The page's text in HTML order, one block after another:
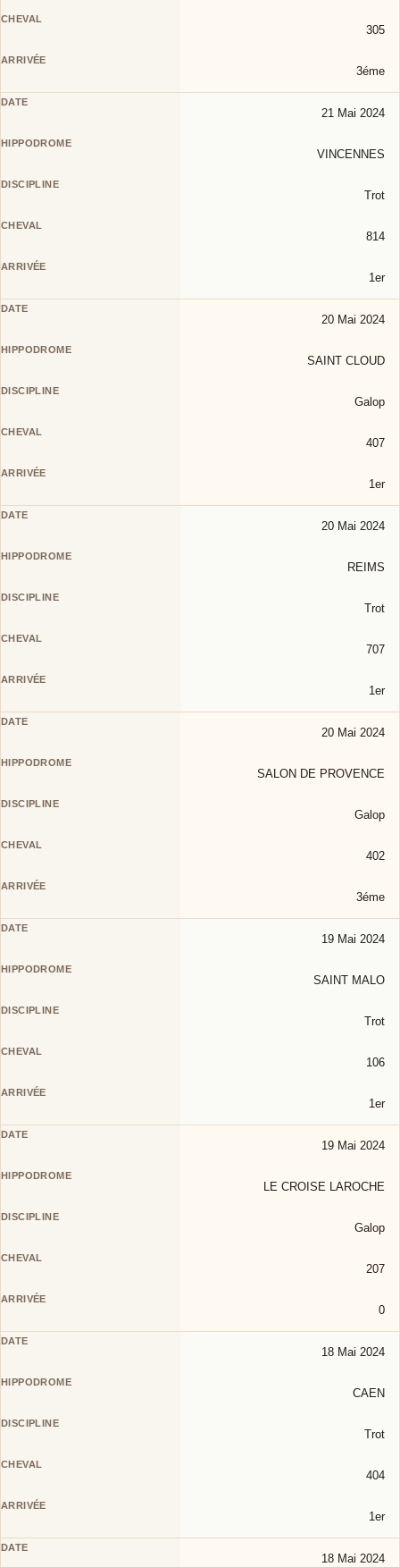
305
3éme
21 Mai 2024
VINCENNES
Trot
814
1er
20 Mai 2024
SAINT CLOUD
Galop
407
1er
20 Mai 2024
REIMS
Trot
707
1er
20 Mai 2024
SALON DE PROVENCE
Galop
402
3éme
19 Mai 2024
SAINT MALO
Trot
106
1er
19 Mai 2024
LE CROISE LAROCHE
Galop
207
0
18 Mai 2024
CAEN
Trot
404
1er
18 Mai 2024